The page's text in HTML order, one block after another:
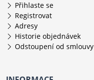
Přihlaste se
Registrovat
Adresy
Historie objednávek
Odstoupení od smlouvy